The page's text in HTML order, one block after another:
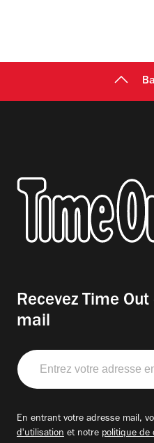
Recevez Time
mail
Entrez
votre
adresse
En entrant votre adresse mail,
d'utilisation et notre politique de